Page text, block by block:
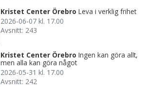
Kristet Center Örebro Leva i verklig frihet
2026-06-07 kl. 17.00
Avsnitt: 243
Kristet Center Örebro Ingen kan göra allt,
men alla kan göra något
2026-05-31 kl. 17.00
Avsnitt: 242